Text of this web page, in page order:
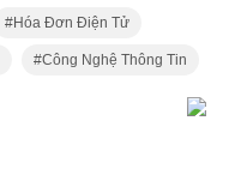
Hóa Đơn Điện Tử
Công Nghệ Thông Tin